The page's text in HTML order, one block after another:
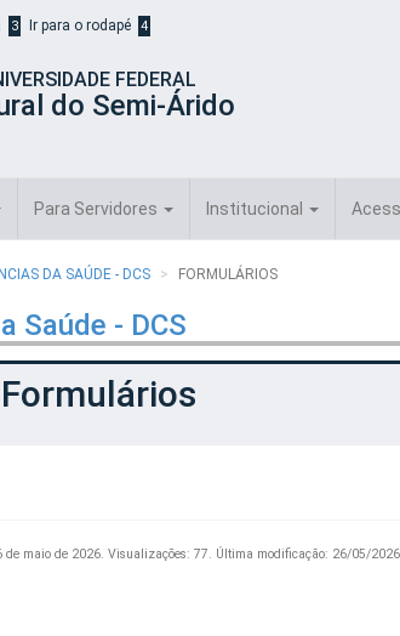
3 Ir para o rodapé 4
FEDERAL
do Semi-Árido
Para Servidores Institucional
DA SAÚDE - DCS FORMULÁRIOS
Saúde - DCS
Formulários
de maio de 2026. Visualizações: 77. Última modificação: 26/05/